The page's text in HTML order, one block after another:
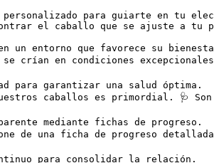
personalizado para guiarte en tu
el caballo que se ajuste a
un entorno que favorece su
se crían en condiciones
para garantizar una salud óptima.
caballos es primordial. 🩺
mediante fichas de progreso.
de una ficha de progreso
para consolidar la relación.